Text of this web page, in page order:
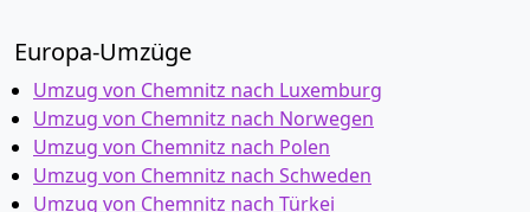
Europa-Umzüge
Umzug von Chemnitz nach Luxemburg
Umzug von Chemnitz nach Norwegen
Umzug von Chemnitz nach Polen
Umzug von Chemnitz nach Schweden
Umzug von Chemnitz nach Türkei